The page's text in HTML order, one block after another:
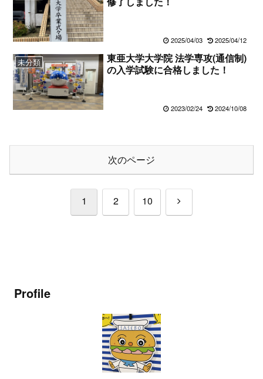
2025/04/03 2025/04/12
未分類
東亜大学大学院 法学専攻(通信制)
の入学試験に合格しました！
2023/02/24 2024/10/08
次のページ
1 2 10
次
Profile